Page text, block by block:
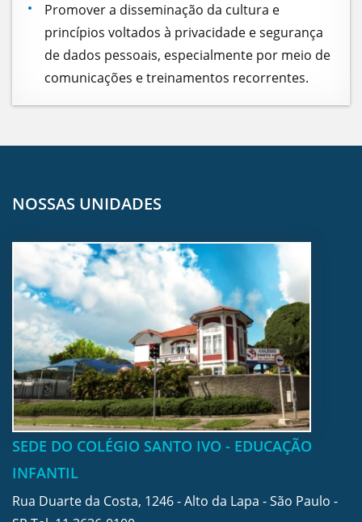
Promover a disseminação da cultura e
princípios voltados à privacidade e segurança
de dados pessoais, especialmente por meio de
comunicações e treinamentos recorrentes.
NOSSAS UNIDADES
SEDE DO COLÉGIO SANTO IVO - EDUCAÇÃO
INFANTIL
Rua Duarte da Costa, 1246 - Alto da Lapa - São Paulo -